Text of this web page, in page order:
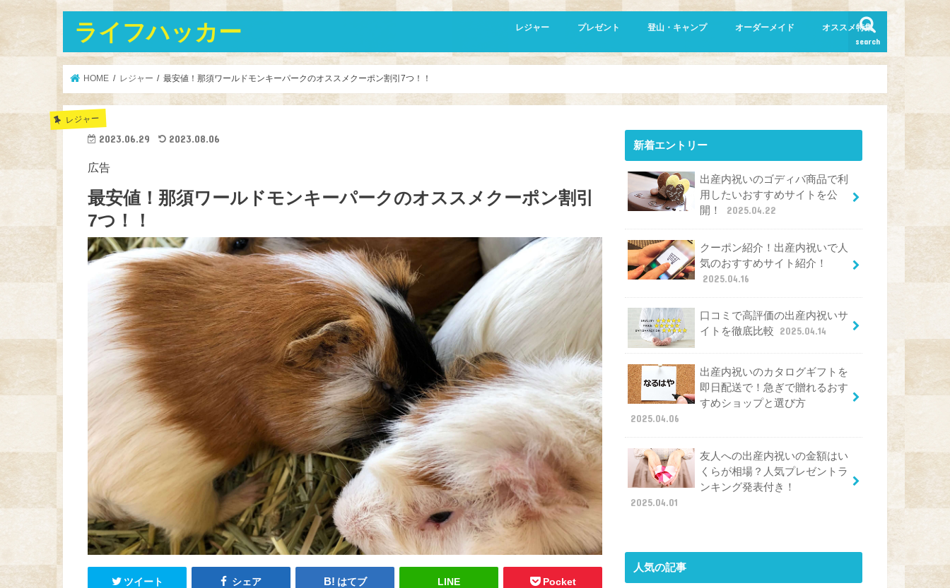
ライフハッカー search
レジャー プレゼント
胡蝶蘭
登山・キャンプ オーダーメイド オススメ特集
HOME レジャー 最安値！那須ワールドモンキーパークのオススメクーポン割引7つ！！
レジャー
2023.06.29 2023.08.06
広告
最安値！那須ワールドモンキーパークのオススメクーポン割引
7つ！！
ツイート シェア はてブ LINE Pocket
新着エントリー
出産内祝いのゴディバ商品で利
用したいおすすめサイトを公
開！
2025.04.22
クーポン紹介！出産内祝いで人
気のおすすめサイト紹介！
2025.04.16
口コミで高評価の出産内祝いサ
イトを徹底比較
2025.04.14
出産内祝いのカタログギフトを
即日配送で！急ぎで贈れるおす
すめショップと選び方
2025.04.06
友人への出産内祝いの金額はい
くらが相場？人気プレゼントラ
ンキング発表付き！
2025.04.01
人気の記事